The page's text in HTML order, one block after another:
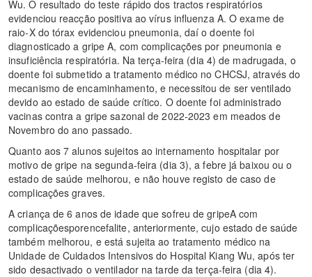
Wu. O resultado do teste rápido dos tractos respiratórios
evidenciou reacção positiva ao vírus influenza A. O exame de
raio-X do tórax evidenciou pneumonia, daí o doente foi
diagnosticado a gripe A, com complicações por pneumonia e
insuficiência respiratória. Na terça-feira (dia 4) de madrugada, o
doente foi submetido a tratamento médico no CHCSJ, através do
mecanismo de encaminhamento, e necessitou de ser ventilado
devido ao estado de saúde crítico. O doente foi administrado
vacinas contra a gripe sazonal de 2022-2023 em meados de
Novembro do ano passado.
Quanto aos 7 alunos sujeitos ao internamento hospitalar por
motivo de gripe na segunda-feira (dia 3), a febre já baixou ou o
estado de saúde melhorou, e não houve registo de caso de
complicações graves.
A criança de 6 anos de idade que sofreu de gripeA com
complicaçõesporencefalite, anteriormente, cujo estado de saúde
também melhorou, e está sujeita ao tratamento médico na
Unidade de Cuidados Intensivos do Hospital Kiang Wu, após ter
sido desactivado o ventilador na tarde da terça-feira (dia 4).